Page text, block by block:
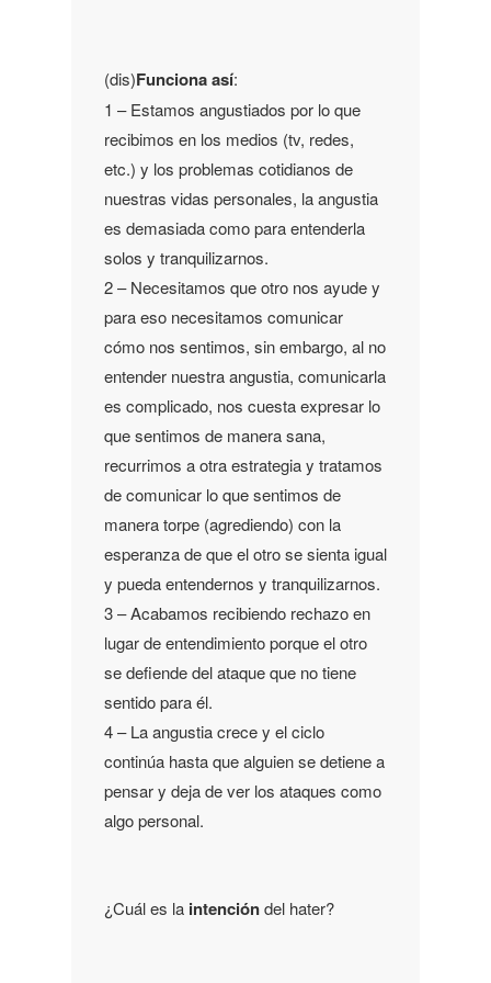
(dis)Funciona así:
1 – Estamos angustiados por lo que
recibimos en los medios (tv, redes,
etc.) y los problemas cotidianos de
nuestras vidas personales, la angustia
es demasiada como para entenderla
solos y tranquilizarnos.
2 – Necesitamos que otro nos ayude y
para eso necesitamos comunicar
cómo nos sentimos, sin embargo, al no
entender nuestra angustia, comunicarla
es complicado, nos cuesta expresar lo
que sentimos de manera sana,
recurrimos a otra estrategia y tratamos
de comunicar lo que sentimos de
manera torpe (agrediendo) con la
esperanza de que el otro se sienta igual
y pueda entendernos y tranquilizarnos.
3 – Acabamos recibiendo rechazo en
lugar de entendimiento porque el otro
se defiende del ataque que no tiene
sentido para él.
4 – La angustia crece y el ciclo
continúa hasta que alguien se detiene a
pensar y deja de ver los ataques como
algo personal.
¿Cuál es la intencióndel hater?